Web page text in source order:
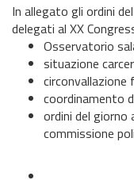
In allegato gli ordini
delegati al XX
Osservatorio
situazione
circonvallazione
coordinamento
ordini del giorno
commissione